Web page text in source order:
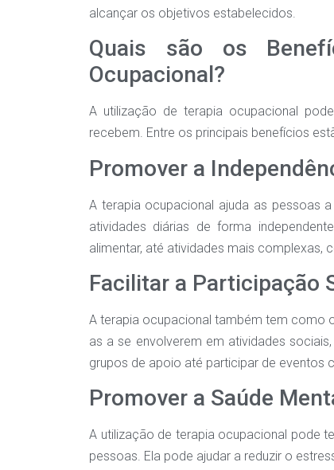
alcançar os objetivos estabelecidos.
Quais são os
Ocupacional?
A utilização de terapia ocupacional
recebem. Entre os principais benefícios
Promover a
A terapia ocupacional ajuda as pessoas
atividades diárias de forma
alimentar, até atividades mais complexas,
Facilitar a Participação
A terapia ocupacional também tem como
as a se envolverem em atividades
grupos de apoio até participar de eventos
Promover a Saúde
A utilização de terapia ocupacional pode
pessoas. Ela pode ajudar a reduzir o